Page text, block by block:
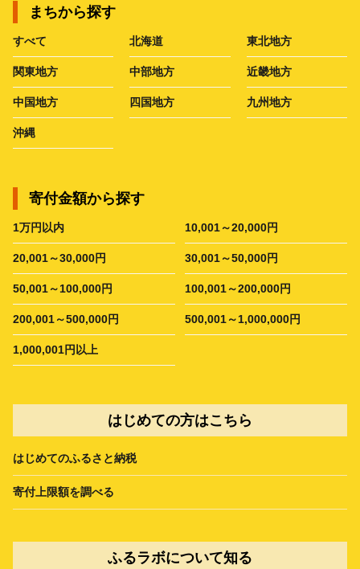
まちから探す
すべて 北海道 東北地方
関東地方 中部地方 近畿地方
中国地方 四国地方 九州地方
沖縄
寄付金額から探す
1万円以内 10,001～20,000円
20,001～30,000円 30,001～50,000円
50,001～100,000円 100,001～200,000円
200,001～500,000円 500,001～1,000,000円
1,000,001円以上
はじめての方はこちら
はじめてのふるさと納税
寄付上限額を調べる
ふるラボについて知る